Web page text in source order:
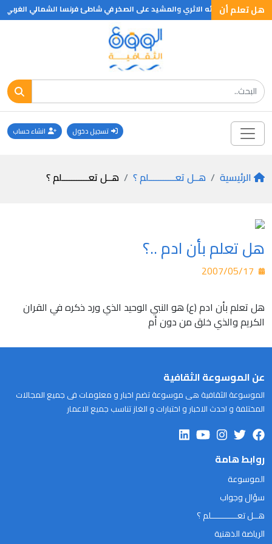
هل تعلم أن
المشهور ببنائه الاثري والمشيد على الصخر في شاطئ فرنسا الشمالي الغربي
تسجيل دخول انشاء حساب
الرئيسية هــل تعـــــــــــلم ؟ هــل تعـــــــــــلم ؟
هل تعلم بأن ادم ..؟
هل تعلم بأن ادم (ع) هو النبي الوحيد الذي ورد ذكره في القران
الكريم والذي خلق من دون أم
عن الموسوعة الثقافية
الموسوعة الثقافية هى موسوعة تضم اخبار و معلومات فى جميع المجالات
المختلفة و احدث الاخبار و اختبارات و الغاز تناسب جميع الاعمار
روابط هامة
الموسوعة
سؤال وجواب
هــل تعـــــــــــلم ؟
الرياضة الذهنية